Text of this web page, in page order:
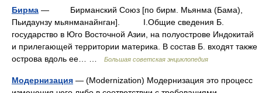
Бирма — Бирманский Союз [по бирм. Мьянма (Бама),
Пьидаунзу мьянманайнган]. I.Общие сведения Б.
государство в Юго Восточной Азии, на полуострове Индокитай
и прилегающей территории материка. В состав Б. входят также
острова вдоль ее… …
Большая советская энциклопедия
Модернизация — (Modernization) Модернизация это процесс